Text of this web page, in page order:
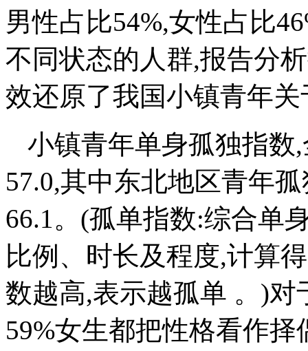
男性占比54%,女性占比
不同状态的人群,报告分
效还原了我国小镇青年
小镇青年单身孤独指数
57.0,其中东北地区青年
66.1。(孤单指数:综合单
比例、时长及程度,计算
数越高,表示越孤单 。)对
59%女生都把性格看作